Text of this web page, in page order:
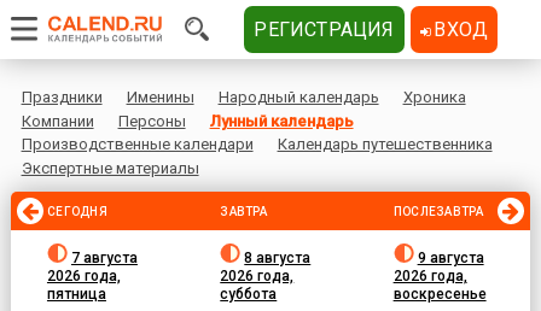
Праздники Именины Народный календарь
Хроника
Компании
Персоны
Лунный календарь
Производственные календари
Календарь путешественника
Экспертные материалы
СЕГОДНЯ
7 августа
2026 года,
пятница
ЗАВТРА
8 августа
2026 года,
суббота
ПОСЛЕЗАВТРА
9 августа
2026 года,
воскресенье
РЕГИСТРАЦИЯ ВХОД